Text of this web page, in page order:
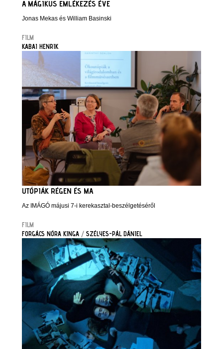
A MÁGIKUS EMLÉKEZÉS ÉVE
Jonas Mekas és William Basinski
FILM
KABAI HENRIK
UTÓPIÁK RÉGEN ÉS MA
Az IMÁGÓ májusi 7-i kerekasztal-beszélgetéséről
FILM
FORGÁCS NÓRA KINGA / SZÉLYES-PÁL DÁNIEL